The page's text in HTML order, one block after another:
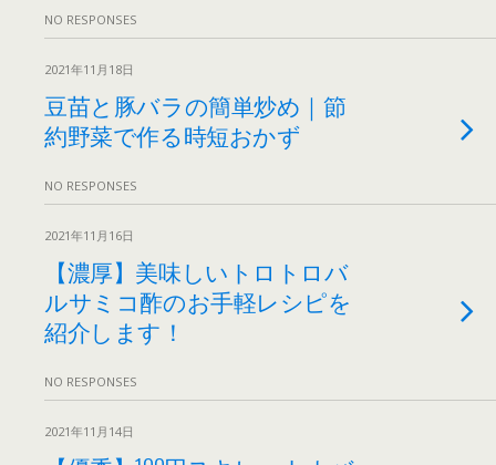
NO RESPONSES
2021年11月18日
豆苗と豚バラの簡単炒め｜節
約野菜で作る時短おかず
NO RESPONSES
2021年11月16日
【濃厚】美味しいトロトロバ
ルサミコ酢のお手軽レシピを
紹介します！
NO RESPONSES
2021年11月14日